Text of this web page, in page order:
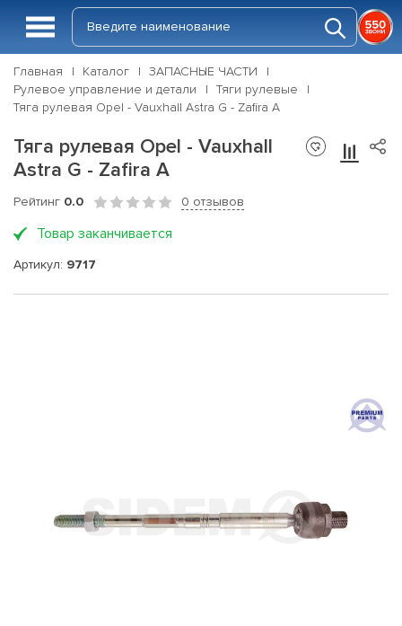
Главная Каталог
ЗАПАСНЫЕ ЧАСТИ
Рулевое управление и детали
Тяги рулевые
Тяга рулевая Opel - Vauxhall Astra G - Zafira A
Тяга рулевая Opel - Vauxhall
Astra G - Zafira A
Рейтинг 0.0 0 отзывов
Товар заканчивается
Артикул: 9717